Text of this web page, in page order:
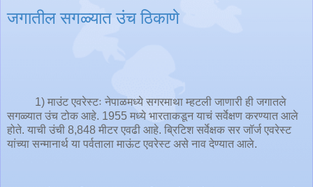
जगातील सगळ्यात उंच ठिकाणे
1) माउंट एवरेस्टः नेपाळमध्ये सगरमाथा म्हटली जाणारी ही जगातले
सगळ्यात उंच टोक आहे. 1955 मध्ये भारताकडून याचं सर्वेक्षण करण्यात आले
होते. याची उंची 8,848 मीटर एवढी आहे. ब्रिटिश सर्वेक्षक सर जॉर्ज एवरेस्ट
यांच्या सन्मानार्थ या पर्वताला माऊंट एवरेस्ट असे नाव देण्यात आले.